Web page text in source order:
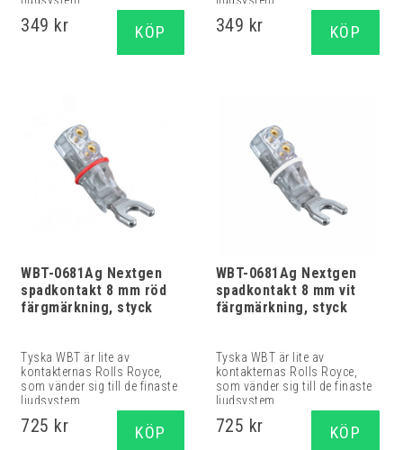
349 kr KÖP 349 kr KÖP
WBT-0681Ag Nextgen
spadkontakt 8 mm röd
färgmärkning, styck
Tyska WBT är lite av
kontakternas Rolls Royce,
som vänder sig till de finaste
ljudsystem...
725 kr KÖP
WBT-0681Ag Nextgen
spadkontakt 8 mm vit
färgmärkning, styck
Tyska WBT är lite av
kontakternas Rolls Royce,
som vänder sig till de finaste
ljudsystem...
725 kr KÖP